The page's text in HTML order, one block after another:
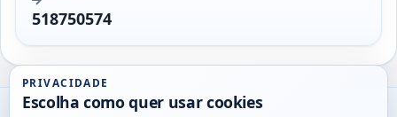
518750574
Utils
PRIVACIDADE
Escolha como quer usar cookies